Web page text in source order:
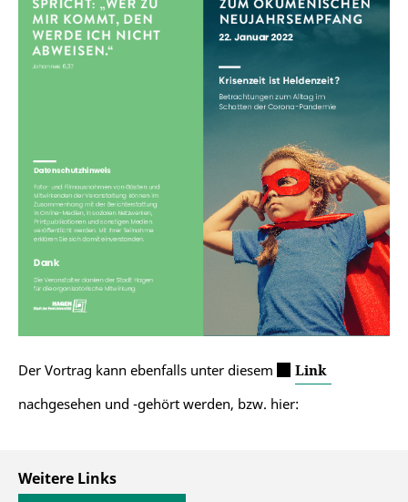
Der Vortrag kann ebenfalls unter diesem
Link
nachgesehen und -gehört werden, bzw. hier:
Weitere Links